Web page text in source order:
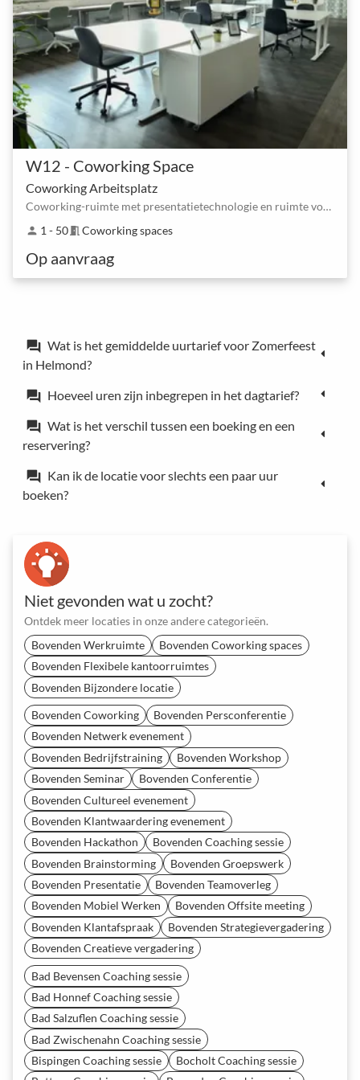
W12 - Coworking Space
Coworking Arbeitsplatz
Coworking-ruimte met presentatietechnologie en ruimte voor creatieve denkprocessen
person 1 - 50meeting_room Coworking spaces
Op aanvraag
forum Wat is het gemiddelde uurtarief voor Zomerfeest
in Helmond?
forum Hoeveel uren zijn inbegrepen in het dagtarief?
forum Wat is het verschil tussen een boeking en een
reservering?
forum Kan ik de locatie voor slechts een paar uur
boeken?
Niet gevonden wat u zocht?
Ontdek meer locaties in onze andere categorieën.
Bovenden Werkruimte
Bovenden Coworking spaces
Bovenden Flexibele kantoorruimtes
Bovenden Bijzondere locatie
Bovenden Coworking
Bovenden Persconferentie
Bovenden Netwerk evenement
Bovenden Bedrijfstraining
Bovenden Workshop
Bovenden Seminar
Bovenden Conferentie
Bovenden Cultureel evenement
Bovenden Klantwaardering evenement
Bovenden Hackathon
Bovenden Coaching sessie
Bovenden Brainstorming
Bovenden Groepswerk
Bovenden Presentatie
Bovenden Teamoverleg
Bovenden Mobiel Werken
Bovenden Offsite meeting
Bovenden Klantafspraak
Bovenden Strategievergadering
Bovenden Creatieve vergadering
Bad Bevensen Coaching sessie
Bad Honnef Coaching sessie
Bad Salzuflen Coaching sessie
Bad Zwischenahn Coaching sessie
Bispingen Coaching sessie
Bocholt Coaching sessie